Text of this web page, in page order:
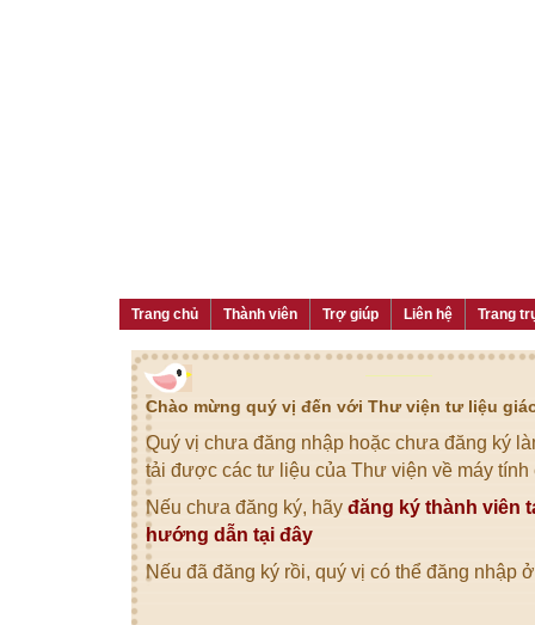
Trang chủ Thành viên Trợ giúp Liên hệ Trang
Chào mừng quý vị đến với Thư viện tư liệu
Quý vị chưa đăng nhập hoặc chưa đăng ký
tải được các tư liệu của Thư viện về máy tính
Nếu chưa đăng ký, hãy đăng ký thành viên
hướng dẫn tại đây
Nếu đã đăng ký rồi, quý vị có thể đăng nhập